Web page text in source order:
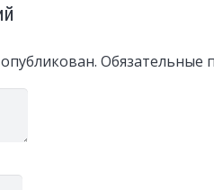
Обязательные